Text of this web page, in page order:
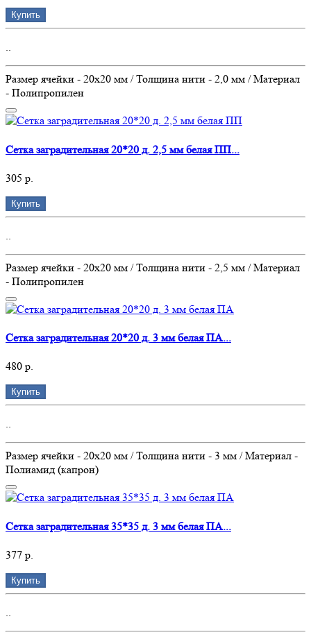
Купить
..
Размер ячейки - 20х20 мм / Толщина нити - 2,0 мм / Материал
- Полипропилен
Сетка заградительная 20*20 д. 2,5 мм белая ПП...
305 р.
Купить
..
Размер ячейки - 20х20 мм / Толщина нити - 2,5 мм / Материал
- Полипропилен
Сетка заградительная 20*20 д. 3 мм белая ПА...
480 р.
Купить
..
Размер ячейки - 20х20 мм / Толщина нити - 3 мм / Материал -
Полиамид (капрон)
Сетка заградительная 35*35 д. 3 мм белая ПА...
377 р.
Купить
..